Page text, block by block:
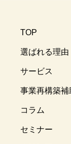
TOP
選ばれる理由
サービス
事業再構築補
コラム
セミナー